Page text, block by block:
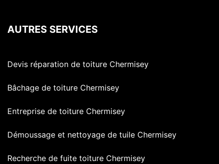
AUTRES SERVICES
Devis réparation de toiture Chermisey
Bâchage de toiture Chermisey
Entreprise de toiture Chermisey
Démoussage et nettoyage de tuile Chermisey
Recherche de fuite toiture Chermisey